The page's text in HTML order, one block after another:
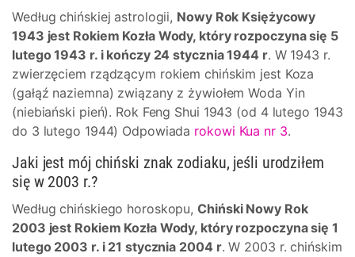
Według chińskiej astrologii, Nowy Rok Księżycowy
1943 jest Rokiem Kozła Wody, który rozpoczyna się 5
lutego 1943 r. i kończy 24 stycznia 1944 r. W 1943 r.
zwierzęciem rządzącym rokiem chińskim jest Koza
(gałąź naziemna) związany z żywiołem Woda Yin
(niebiański pień). Rok Feng Shui 1943 (od 4 lutego 1943
do 3 lutego 1944) Odpowiada rokowi Kua nr 3.
Jaki jest mój chiński znak zodiaku, jeśli urodziłem
się w 2003 r.?
Według chińskiego horoskopu,Chiński Nowy Rok
2003 jest Rokiem Kozła Wody, który rozpoczyna się 1
lutego 2003 r. i 21 stycznia 2004 r. W 2003 r. chińskim